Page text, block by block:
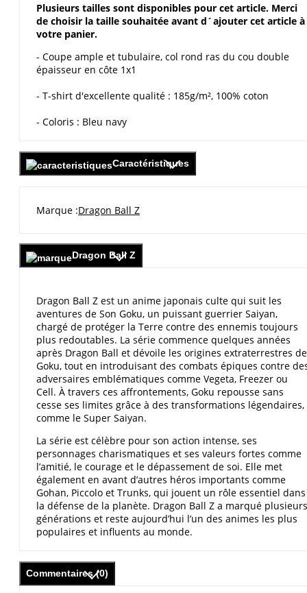
Plusieurs tailles sont disponibles pour cet article. Merci
de choisir la taille souhaitée avant d´ajouter cet article à
votre panier.
- Coupe ample et tubulaire, col rond ras du cou double
épaisseur en côte 1x1
- T-shirt d'excellente qualité : 185g/m², 100% coton
- Coloris : Bleu navy
Caractéristiques
Marque Dragon Ball Z
Dragon Ball Z
Dragon Ball Z est un anime japonais culte qui suit les
aventures de Son Goku, un puissant guerrier Saiyan,
chargé de protéger la Terre contre des ennemis toujours
plus redoutables. La série commence quelques années
après Dragon Ball et dévoile les origines extraterrestres de
Goku, tout en introduisant des combats épiques contre
adversaires emblématiques comme Vegeta, Freezer ou
Cell. À travers ces affrontements, Goku repousse sans
cesse ses limites grâce à des transformations légendaires,
comme le Super Saiyan.
La série est célèbre pour son action intense, ses
personnages charismatiques et ses valeurs fortes comme
l’amitié, le courage et le dépassement de soi. Elle met
également en avant d’autres héros importants comme
Gohan, Piccolo et Trunks, qui jouent un rôle essentiel dans
la défense de la planète. Dragon Ball Z a marqué plusieurs
générations et reste aujourd’hui l’un des animes les plus
populaires et influents au monde.
Commentaires (0)